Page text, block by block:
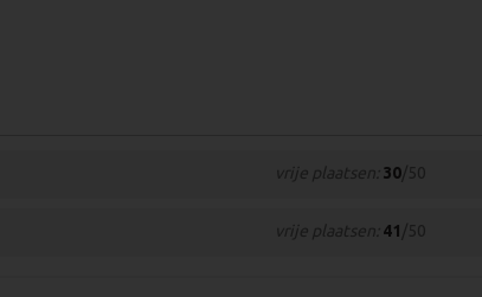
vrije plaatsen: 30/50
vrije plaatsen: 41 /50